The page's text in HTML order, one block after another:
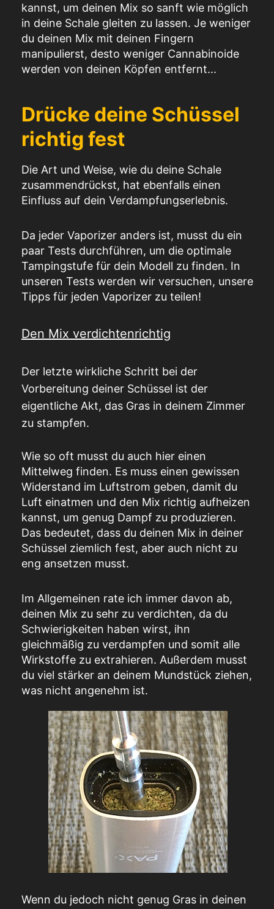
kannst, um deinen Mix so sanft wie möglich
in deine Schale gleiten zu lassen. Je weniger
du deinen Mix mit deinen Fingern
manipulierst, desto weniger Cannabinoide
werden von deinen Köpfen entfernt...
Drücke deine Schüssel
richtig fest
Die Art und Weise, wie du deine Schale
zusammendrückst, hat ebenfalls einen
Einfluss auf dein Verdampfungserlebnis.
Da jeder Vaporizer anders ist, musst du ein
paar Tests durchführen, um die optimale
Tampingstufe für dein Modell zu finden. In
unseren Tests werden wir versuchen, unsere
Tipps für jeden Vaporizer zu teilen!
Den Mix verdichtenrichtig
Der letzte wirkliche Schritt bei der
Vorbereitung deiner Schüssel ist der
eigentliche Akt, das Gras in deinem Zimmer
zu stampfen.
Wie so oft musst du auch hier einen
Mittelweg finden. Es muss einen gewissen
Widerstand im Luftstrom geben, damit du
Luft einatmen und den Mix richtig aufheizen
kannst, um genug Dampf zu produzieren.
Das bedeutet, dass du deinen Mix in deiner
Schüssel ziemlich fest, aber auch nicht zu
eng ansetzen musst.
Im Allgemeinen rate ich immer davon ab,
deinen Mix zu sehr zu verdichten, da du
Schwierigkeiten haben wirst, ihn
gleichmäßig zu verdampfen und somit alle
Wirkstoffe zu extrahieren. Außerdem musst
du viel stärker an deinem Mundstück ziehen,
was nicht angenehm ist.
Wenn du jedoch nicht genug Gras in deinen